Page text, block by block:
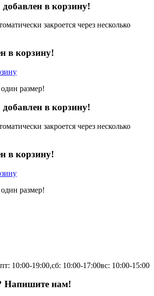
в корзину!
закроется через несколько
в корзину!
размер!
в корзину!
закроется через несколько
в корзину!
размер!
10:00-19:00,сб: 10:00-17:00вс: 10:00-15:00
Напишите нам!